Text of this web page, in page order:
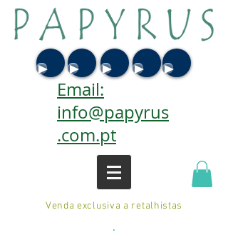
Email:
info@papyrus
.com.pt
Venda exclusiva a retalhistas
.